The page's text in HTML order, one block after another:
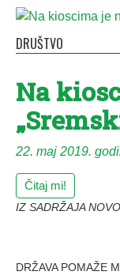
DRUŠTVO
Na
22. maj 2019.
Čitaj mi!
IZ SADRŽAJA
DRŽAVA POMAŽE